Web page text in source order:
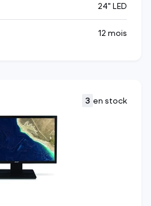
24" LED
12 mois
3 en stock